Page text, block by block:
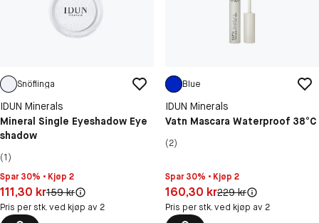
Snöflinga
IDUN Minerals
Mineral Single Eyeshadow Eye
shadow
(1)
Spar 30% • Kjøp 2
Pris: 111,30 kr
111,30 krOriginal pris:
159 kr
Pris per stk. ved kjøp av 2
Blue
IDUN Minerals
Vatn Mascara Waterproof 38°C
(2)
Spar 30% • Kjøp 2
Pris: 160,30 kr
160,30 krOriginal pris:
229 kr
Pris per stk. ved kjøp av 2